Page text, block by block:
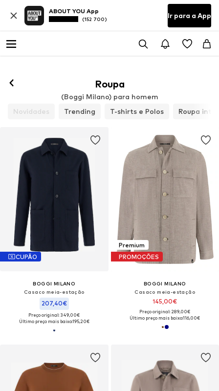
ABOUT YOU App
(152 700) Ir para a App
Roupa
(Boggi Milano) para homem
Novidades
Trending T-shirts e Polos Roupa
CUPÃO
BOGGI MILANO
Casaco meia-estação
207,40€
Preço original: 349,00€
Último preço mais baixo:195,20€
Premium
PROMOÇÕES
BOGGI MILANO
Casaco meia-estação
145,00€
Preço original: 289,00€
Último preço mais baixo:116,00€